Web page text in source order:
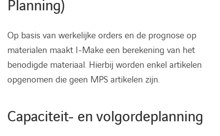
Planning)
Op basis van werkelijke orders en de prognose op
materialen maakt I-Make een berekening van het
benodigde materiaal. Hierbij worden enkel artikelen
opgenomen die geen MPS artikelen zijn.
Capaciteit- en volgordeplanning